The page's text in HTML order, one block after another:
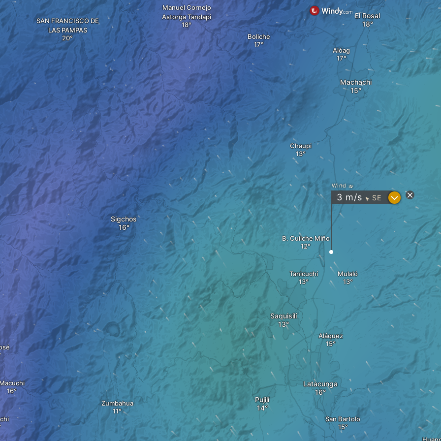
Aláquez
Mulaló
Saquisilí
Tanicuchí
B. Cuilche Miño
Chaupi
Latacunga
San Bartolo
Pujilí
Sigchos
Zumbahua
Alóag
Boliche
Machachi
El Rosal
Manuel Cornejo
Astorga Tandapi
SAN FRANCISCO DE
LAS PAMPAS
Wind
3 m/s " SE ?